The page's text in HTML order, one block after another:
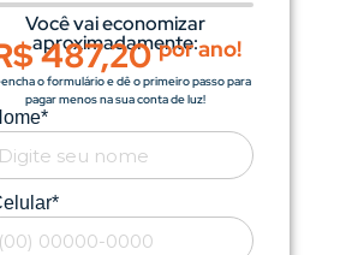
Você vai economizar
aproximadamente:
487,20 por ano!
o formulário e dê o primeiro passo para
pagar menos na sua conta de luz!